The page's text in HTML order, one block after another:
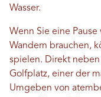
Wasser.
Wenn Sie eine
Wandern brauchen,
spielen. Direkt
Golfplatz, einer der
Umgeben von